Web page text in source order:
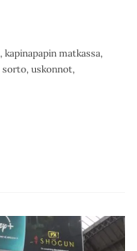
, kapinapapin matkassa,
sorto, uskonnot,